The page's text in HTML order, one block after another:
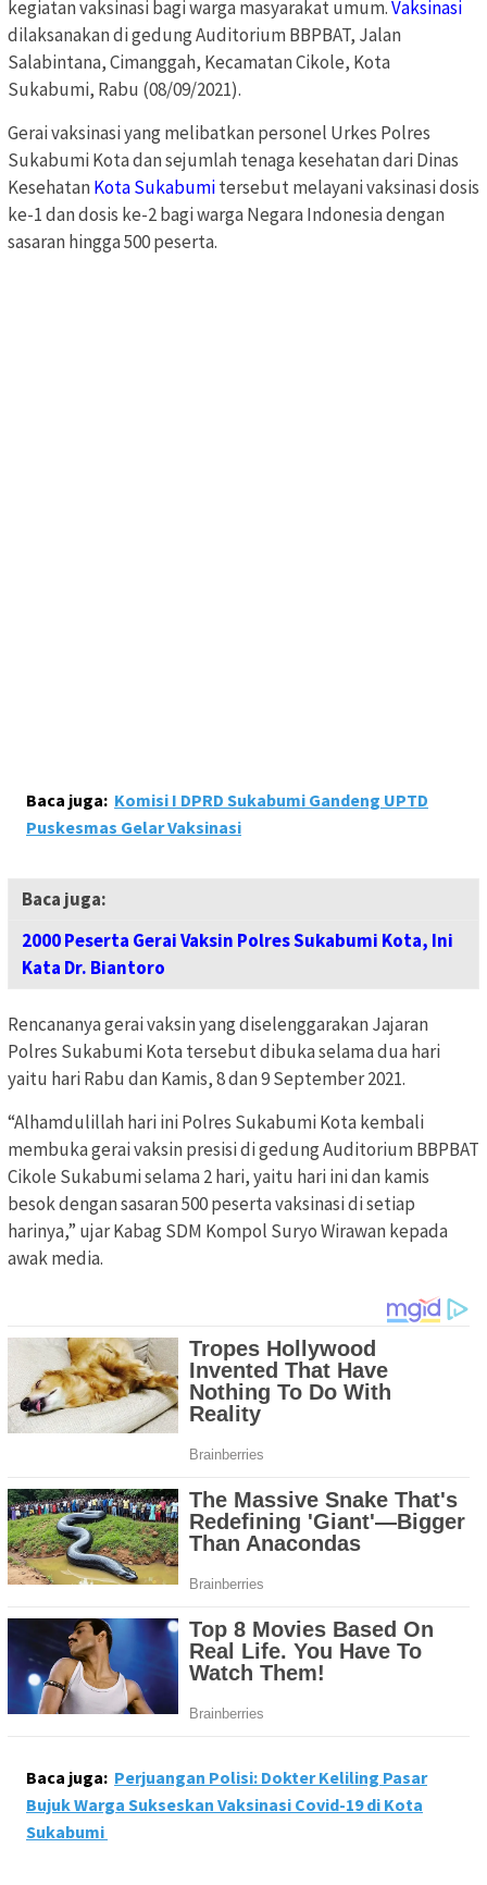
kegiatan vaksinasi bagi warga masyarakat umum.Vaksinasi
dilaksanakan di gedung Auditorium BBPBAT, Jalan
Salabintana, Cimanggah, Kecamatan Cikole, Kota
Sukabumi, Rabu (08/09/2021).
Gerai vaksinasi yang melibatkan personel Urkes Polres
Sukabumi Kota dan sejumlah tenaga kesehatan dari Dinas
KesehatanKota Sukabumitersebut melayani vaksinasi dosis
ke-1 dan dosis ke-2 bagi warga Negara Indonesia dengan
sasaran hingga 500 peserta.
Baca juga: Komisi I DPRD Sukabumi Gandeng UPTD
Puskesmas Gelar Vaksinasi
Baca juga:
2000 Peserta Gerai Vaksin Polres Sukabumi Kota, Ini
Kata Dr. Biantoro
Rencananya gerai vaksin yang diselenggarakan Jajaran
Polres Sukabumi Kota tersebut dibuka selama dua hari
yaitu hari Rabu dan Kamis, 8 dan 9 September 2021.
“Alhamdulillah hari ini Polres Sukabumi Kota kembali
membuka gerai vaksin presisi di gedung Auditorium BBPBAT
Cikole Sukabumi selama 2 hari, yaitu hari ini dan kamis
besok dengan sasaran 500 peserta vaksinasi di setiap
harinya,” ujar Kabag SDM Kompol Suryo Wirawan kepada
awak media.
Baca juga: Perjuangan Polisi: Dokter Keliling Pasar
Bujuk Warga Sukseskan Vaksinasi Covid-19 di Kota
Sukabumi